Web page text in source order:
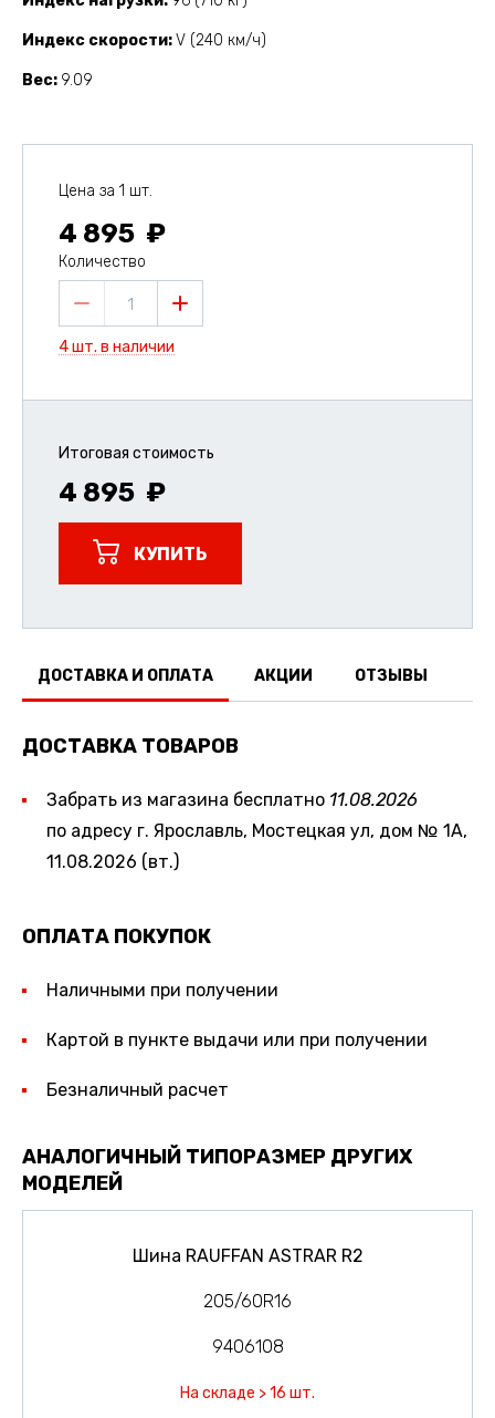
Индекс скорости V (240 км/ч)
Вес 9.09
Цена за 1 шт.
4 895
Количество
1
4 шт. в наличии
Итоговая стоимость
4 895
КУПИТЬ
ДОСТАВКА И ОПЛАТА АКЦИИ ОТЗЫВЫ
ДОСТАВКА ТОВАРОВ
Забрать из магазина бесплатно 11.08.2026
по адресу г. Ярославль, Мостецкая ул, дом № 1А,
11.08.2026 (вт.)
ОПЛАТА ПОКУПОК
Наличными при получении
Картой в пункте выдачи или при получении
Безналичный расчет
АНАЛОГИЧНЫЙ ТИПОРАЗМЕР ДРУГИХ
МОДЕЛЕЙ
Шина RAUFFAN ASTRAR R2
205/60R16
9406108
На складе > 16 шт.